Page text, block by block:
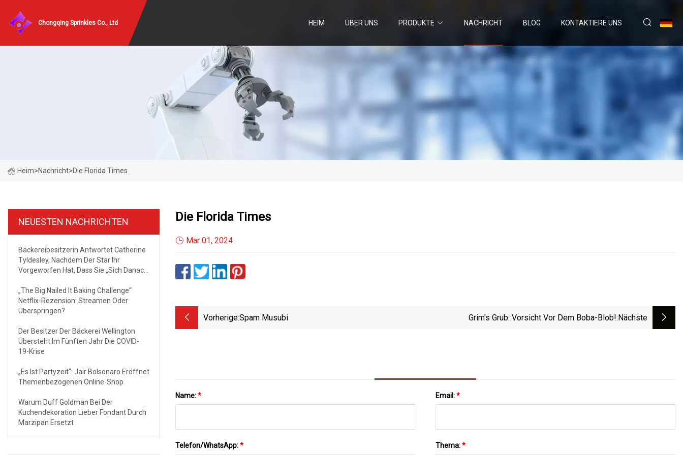
Chongqing Sprinkles Co., Ltd HEIM ÜBER UNS PRODUKTE NACHRICHT BLOG KONTAKTIERE UNS
Heim>Nachricht>Die Florida Times
NEUESTEN NACHRICHTEN
Bäckereibesitzerin Antwortet Catherine
Tyldesley, Nachdem Der Star Ihr
Vorgeworfen Hat, Dass Sie „sich Danach
Von „Cake Gate“
„The Big Nailed It Baking Challenge“
Netflix-Rezension: Streamen Oder
Überspringen?
Der Besitzer Der Bäckerei Wellington
Übersteht Im Fünften Jahr Die COVID-
19-Krise
„Es Ist Partyzeit“: Jair Bolsonaro Eröffnet
Themenbezogenen Online-Shop
Warum Duff Goldman Bei Der
Kuchendekoration Lieber Fondant Durch
Marzipan Ersetzt
Die Florida Times
Mar 01, 2024
Vorherige:Spam Musubi Grim's Grub: Vorsicht Vor Dem Boba-Blob!:nächste
Name:* Email:*
Telefon/WhatsApp:* Thema:*